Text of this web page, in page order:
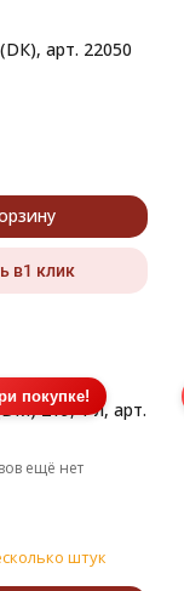
арт. 22050
в1 клик
покупке!
219, 1 л, арт.
ещё нет
штук